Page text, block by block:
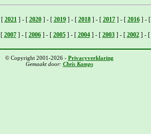
[ 2021 ]- [ 2020]- [ 2019]- [ 2018]- [ 2017]- [ 2016]- [
[ 2007]- [ 2006]- [ 2005]- [ 2004]- [ 2003]- [ 2002]- [
© Copyright 2001-2026 - Privacyverklaring
Gemaakt door: Chris Kamps